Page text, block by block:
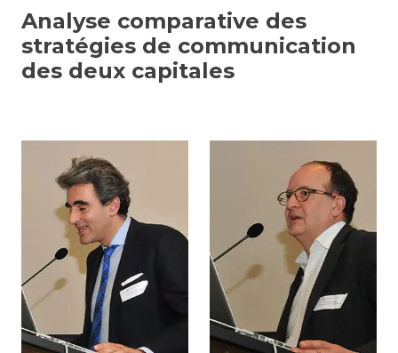
Analyse comparative des
stratégies de communication
des deux capitales